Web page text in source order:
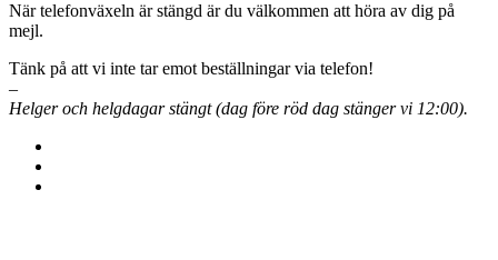
När telefonväxeln är stängd är du välkommen att höra av dig på
mejl.
Tänk på att vi inte tar emot beställningar via telefon!
–
Helger och helgdagar stängt (dag före röd dag stänger vi 12:00).